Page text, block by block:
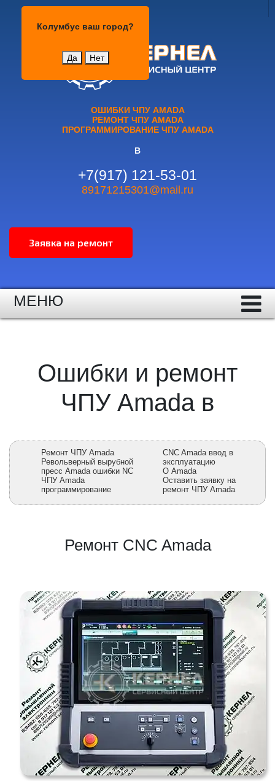
Колумбус ваш город?
Да Нет
ОШИБКИ ЧПУ AMADA
РЕМОНТ ЧПУ AMADA
ПРОГРАММИРОВАНИЕ ЧПУ AMADA
В
+7(917) 121-53-01
89171215301@mail.ru
МЕНЮ
Ошибки и ремонт
ЧПУ Amada в
Ремонт ЧПУ Amada
Револьверный вырубной
пресс Amada ошибки NC
ЧПУ Amada
программирование
CNC Amada ввод в
эксплуатацию
О Amada
Оставить заявку на
ремонт ЧПУ Amada
Ремонт CNC Amada